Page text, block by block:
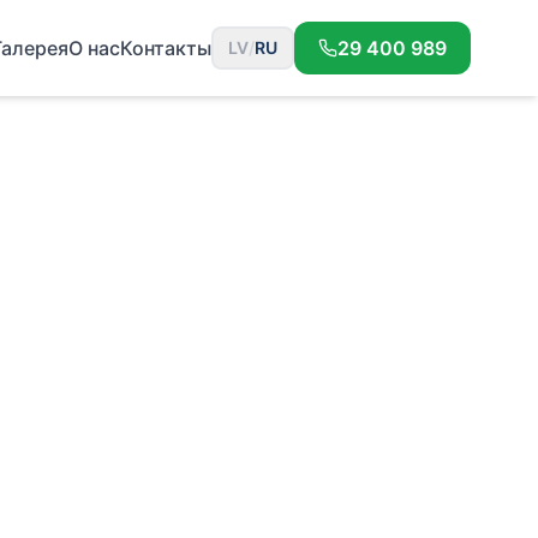
О насКонтакты LV/RU 29 400 989